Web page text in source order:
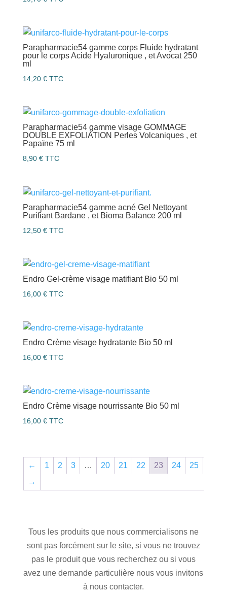
Parapharmacie54 gamme corps Fluide hydratant
pour le corps Acide Hyaluronique , et Avocat 250
ml
14,20 € TTC
Parapharmacie54 gamme visage GOMMAGE
DOUBLE EXFOLIATION Perles Volcaniques , et
Papaïne 75 ml
8,90 € TTC
Parapharmacie54 gamme acné Gel Nettoyant
Purifiant Bardane , et Bioma Balance 200 ml
12,50 € TTC
Endro Gel-crème visage matifiant Bio 50 ml
16,00 € TTC
Endro Crème visage hydratante Bio 50 ml
16,00 € TTC
Endro Crème visage nourrissante Bio 50 ml
16,00 € TTC
← 1 2 3 … 20 21 22 23 24
25
→
Tous les produits que nous commercialisons ne
sont pas forcément sur le site, si vous ne trouvez
pas le produit que vous recherchez ou si vous
avez une demande particulière nous vous invitons
à nous contacter.